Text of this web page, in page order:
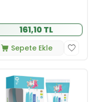
161,10 TL
Sepete Ekle